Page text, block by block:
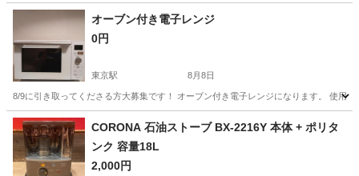
東京 杉並区 新高円寺駅 生活家電
オーブン付き電子レンジ
0円
東京駅 8月8日
8/9に引き取ってくださる方大募集です！ オーブン付き電子レンジになります。 使用
東京 中央区 キッチン家電
CORONA 石油ストーブ BX-2216Y 本体 + ポリタ
ンク 容量18L
2,000円